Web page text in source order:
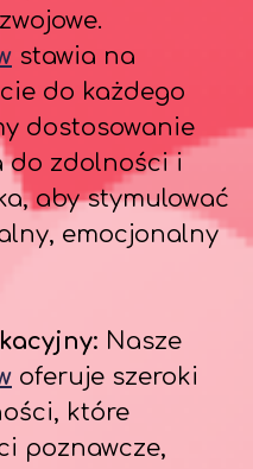
stawia na
do każdego
dostosowanie
do zdolności i
aby stymulować
emocjonalny
Nasze
oferuje szeroki
które
poznawcze,